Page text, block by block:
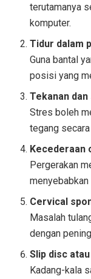
terutamanya
komputer.
Tidur dalam
Guna bantal
posisi yang
Tekanan
Stres boleh
tegang
Kecederaan
Pergerakan
Cervical
Masalah
dengan
Slip disc
Kadang-kala